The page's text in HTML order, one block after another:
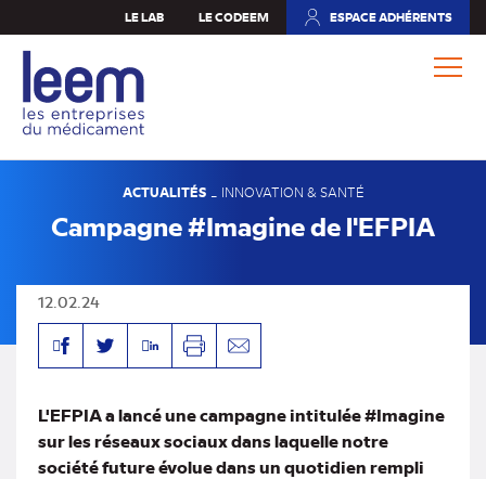
au
contenu
principal
LE LAB LE CODEEM ESPACE ADHÉRENTS
(NOUVEL
ACTUALITÉS- INNOVATION & SANTÉ
Campagne #Imagine de l'EFPIA
12.02.24
FacebookTwitterLinkedinImprimerEnvoyer
L'EFPIA a lancé une campagne intitulée #Imagine
sur les réseaux sociaux dans laquelle notre
société future évolue dans un quotidien rempli